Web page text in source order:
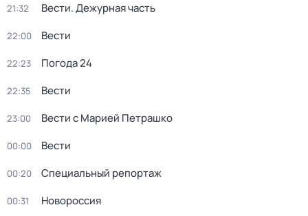
21:32 Вести. Дежурная часть
22:00 Вести
22:23 Погода 24
22:35 Вести
23:00 Вести с Марией Петрашко
00:00 Вести
00:20 Специальный репортаж
00:31 Новороссия